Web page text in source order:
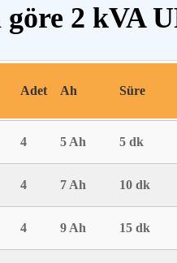
2 kVA
Adet Ah Süre
4 5 Ah 5 dk
4 7 Ah 10 dk
4 9 Ah 15 dk